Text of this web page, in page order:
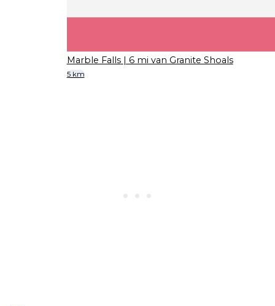
Marble Falls | 6 mi van Granite Shoals
5 km